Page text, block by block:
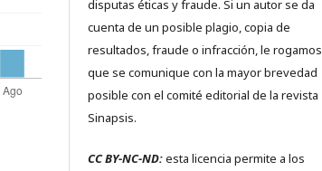
disputas éticas y fraude. Si un autor se da
cuenta de un posible plagio, copia de
resultados, fraude o infracción, le rogamos
que se comunique con la mayor brevedad
posible con el comité editorial de la revista
Sinapsis.
CC BY-NC-ND:esta licencia permite a los